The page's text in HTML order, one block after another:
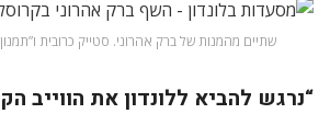
שתיים מהמנות של ברק אהרוני. סטייק כרובית
“נרגש להביא ללונדון את הווייב